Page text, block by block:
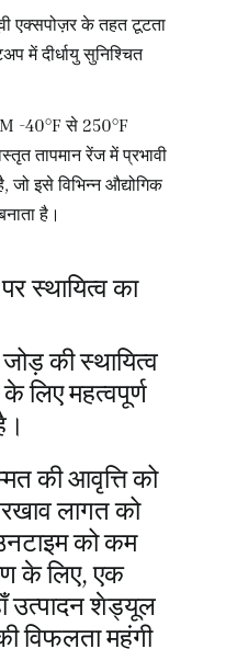
एक्सपोज़र के तहत टूटता
में दीर्धायु सुनिश्चित
-40°F से 250°F
तापमान रेंज में प्रभावी
इसे विभिन्न औद्योगिक
है।
स्थायित्व का
की स्थायित्व
लिए महत्वपूर्ण
की आवृत्ति को
लागत को
को कम
के लिए, एक
उत्पादन शेड्यूल
विफलता महंगी